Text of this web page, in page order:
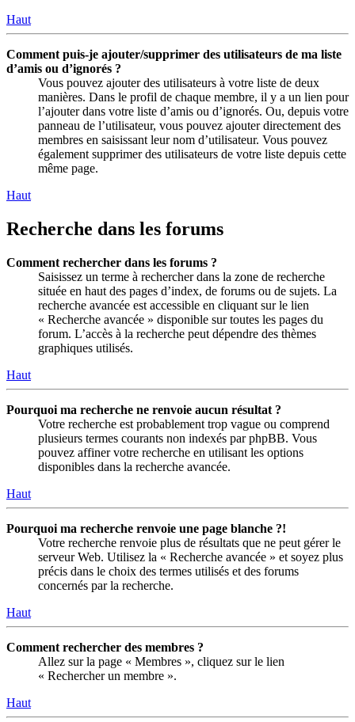
Haut
Comment puis-je ajouter/supprimer des utilisateurs de ma liste
d’amis ou d’ignorés ?
Vous pouvez ajouter des utilisateurs à votre liste de deux
manières. Dans le profil de chaque membre, il y a un lien pour
l’ajouter dans votre liste d’amis ou d’ignorés. Ou, depuis votre
panneau de l’utilisateur, vous pouvez ajouter directement des
membres en saisissant leur nom d’utilisateur. Vous pouvez
également supprimer des utilisateurs de votre liste depuis cette
même page.
Haut
Recherche dans les forums
Comment rechercher dans les forums ?
Saisissez un terme à rechercher dans la zone de recherche
située en haut des pages d’index, de forums ou de sujets. La
recherche avancée est accessible en cliquant sur le lien
« Recherche avancée » disponible sur toutes les pages du
forum. L’accès à la recherche peut dépendre des thèmes
graphiques utilisés.
Haut
Pourquoi ma recherche ne renvoie aucun résultat ?
Votre recherche est probablement trop vague ou comprend
plusieurs termes courants non indexés par phpBB. Vous
pouvez affiner votre recherche en utilisant les options
disponibles dans la recherche avancée.
Haut
Pourquoi ma recherche renvoie une page blanche ?!
Votre recherche renvoie plus de résultats que ne peut gérer le
serveur Web. Utilisez la « Recherche avancée » et soyez plus
précis dans le choix des termes utilisés et des forums
concernés par la recherche.
Haut
Comment rechercher des membres ?
Allez sur la page « Membres », cliquez sur le lien
« Rechercher un membre ».
Haut